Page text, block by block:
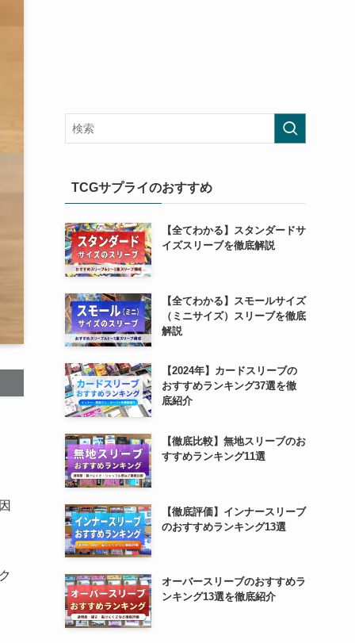
TCGサプライのおすすめ
【全てわかる】スタンダードサ
イズスリーブを徹底解説
【全てわかる】スモールサイズ
（ミニサイズ）スリーブを徹底
解説
【2024年】カードスリーブの
おすすめランキング37選を徹
底紹介
【徹底比較】無地スリーブのお
すすめランキング11選
【徹底評価】インナースリーブ
のおすすめランキング13選
オーバースリーブのおすすめラ
ンキング13選を徹底紹介